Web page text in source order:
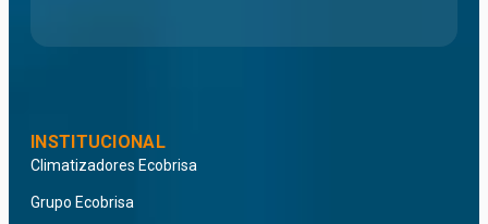
INSTITUCIONAL
Climatizadores Ecobrisa
Grupo Ecobrisa